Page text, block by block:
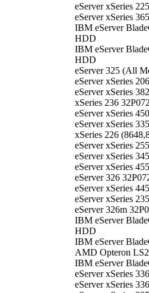
eServer xSeries
eServer xSeries
IBM eServer
HDD
IBM eServer
HDD
eServer 325 (All
eServer xSeries
eServer xSeries
xSeries 236
eServer xSeries
eServer xSeries
xSeries 226
eServer xSeries
eServer xSeries
eServer xSeries
eServer 326
eServer xSeries
eServer xSeries
eServer 326m
IBM eServer
HDD
IBM eServer
AMD Opteron
IBM eServer
eServer xSeries
eServer xSeries